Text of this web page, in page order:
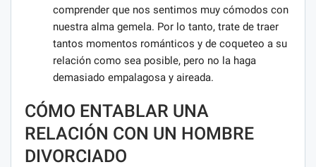
comprender que nos sentimos muy cómodos con
nuestra alma gemela. Por lo tanto, trate de traer
tantos momentos románticos y de coqueteo a su
relación como sea posible, pero no la haga
demasiado empalagosa y aireada.
CÓMO ENTABLAR UNA
RELACIÓN CON UN HOMBRE
DIVORCIADO